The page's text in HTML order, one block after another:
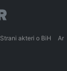
Strani akteri o BiH